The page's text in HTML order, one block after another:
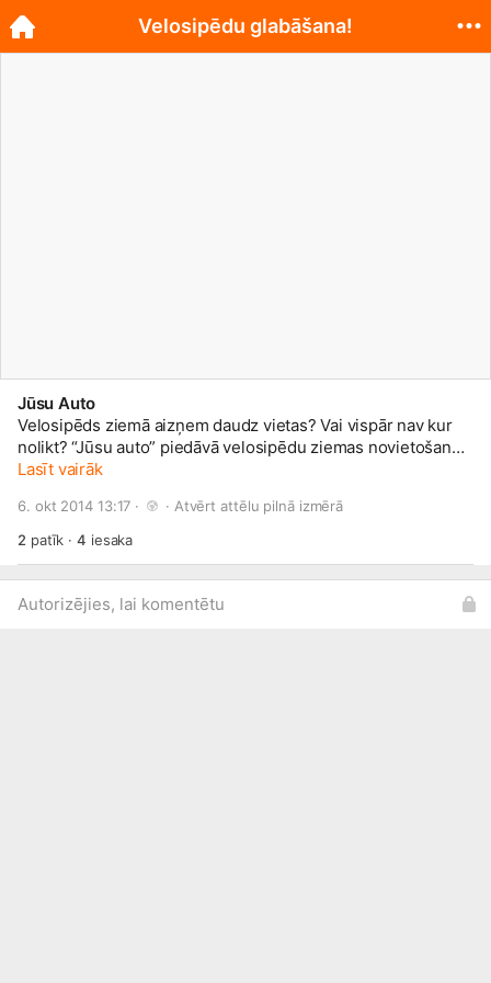
Jūsu Auto
Velosipēds ziemā aizņem daudz vietas? Vai vispār nav kur
nolikt? “Jūsu auto” piedāvā velosipēdu ziemas novietošanu,
pie mums, Liepājā, Raiņa ielā 35 mūsu noliktavā, kur ir siltas
ir iespēja mūsu servisā veikt apkopi, cena sākot ar 5 eur.
Lasīt vairāk
6. okt 2014 13:17 · · Atvērt attēlu pilnā izmērā
2 patīk ·4 iesaka
Autorizējies, lai komentētu
Velosipēdu glabāšana!